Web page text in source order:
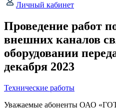
Личный кабинет
Проведение работ
внешних каналов
оборудовании
декабря 2023
Технические работы
Уважаемые абоненты ОАО